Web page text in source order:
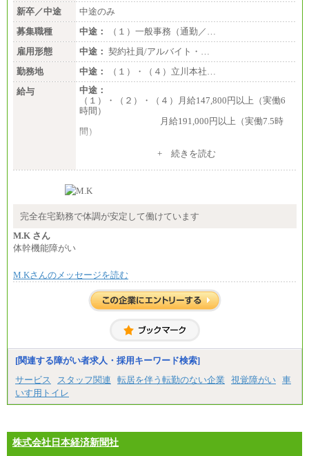
新卒／中途
中途のみ
募集職種
中途：
（１）一般事務（通勤／…
雇用形態
中途： 契約社員/アルバイト・…
勤務地
中途：
（１）・（４）立川本社…
給与
中途：
（１）・（２）・（４）月給147,800円以上（実働6
時間）
月給191,000円以上（実働7.5時
間）
（３）月給191,000円以上（実働7.5時間）
（５）月給147,800円以上（実働6時間）
時給 1,226円（実働4.5時間）
間額換算額）
・退職金相当手当 37円
ざいません。
+ 続きを読む
完全在宅勤務で体調が安定して働けています
M.K さん
体幹機能障がい
M.Kさんのメッセージを読む
[関連する障がい者求人・採用キーワード検索]
サービス
スタッフ関連 転居を伴う転勤のない企業 視覚障がい 車
いす用トイレ
株式会社日本経済新聞社